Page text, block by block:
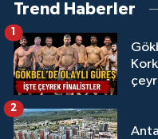
Trend Haberler
2